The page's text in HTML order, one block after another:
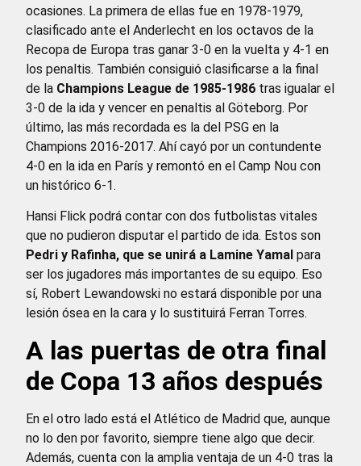
ocasiones. La primera de ellas fue en 1978-1979,
clasificado ante el Anderlecht en los octavos de la
Recopa de Europa tras ganar 3-0 en la vuelta y 4-1 en
los penaltis. También consiguió clasificarse a la final
de la Champions League de 1985-1986 tras igualar el
3-0 de la ida y vencer en penaltis al Göteborg. Por
último, las más recordada es la del PSG en la
Champions 2016-2017. Ahí cayó por un contundente
4-0 en la ida en París y remontó en el Camp Nou con
un histórico 6-1.
Hansi Flick podrá contar con dos futbolistas vitales
que no pudieron disputar el partido de ida. Estos son
Pedri y Rafinha, que se unirá a Lamine Yamal para
ser los jugadores más importantes de su equipo. Eso
sí, Robert Lewandowski no estará disponible por una
lesión ósea en la cara y lo sustituirá Ferran Torres.
A las puertas de otra final
de Copa 13 años después
En el otro lado está el Atlético de Madrid que, aunque
no lo den por favorito, siempre tiene algo que decir.
Además, cuenta con la amplia ventaja de un 4-0 tras la